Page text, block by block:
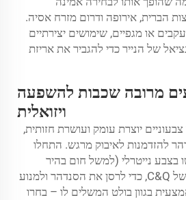
הברית, אירופה ודרום מזרח אסיה.
או מגפיים, שימושים יצירתיים
של הנייר כדי להגביר את אריזת
מרובה שכבות להשפעה
ויזואלית
יוצרת עומק ועושרת חזותית,
להזדמנות לאיבוק מרגש. התחלו
נייטרלי (למשל חום בהיר
קראפט או לבן) מהטווח של C&Q, כדי לרסן את הסנדהר ולמנוע
בגוון בולט המשלים לו – בחרו